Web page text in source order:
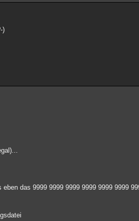
)
das 9999 9999 9999 9999 9999 9999